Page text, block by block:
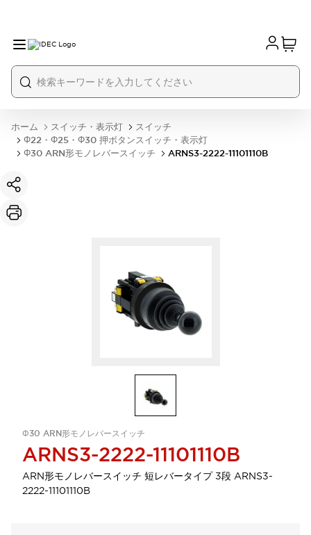
ホーム スイッチ・表示灯
スイッチ
Φ22・Φ25・Φ30 押ボタンスイッチ・表示灯
Φ30 ARN形モノレバースイッチ
ARNS3-2222-11101110B
Φ30 ARN形モノレバースイッチ
ARNS3-2222-11101110B
ARN形モノレバースイッチ 短レバータイプ 3段 ARNS3-
2222-11101110B